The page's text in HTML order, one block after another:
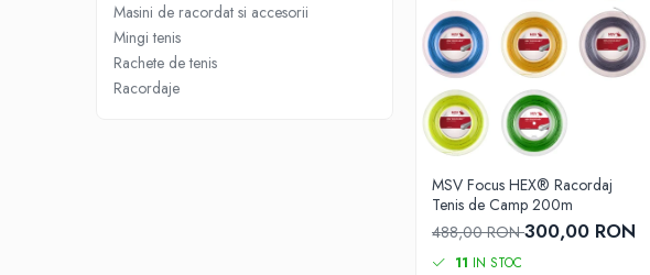
Masini de racordat si accesorii
Mingi tenis
Rachete de tenis
Racordaje
MSV Focus HEX® Racordaj
Tenis de Camp 200m
488,00 RON300,00 RON
11 IN STOC